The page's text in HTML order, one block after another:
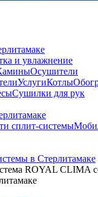
и увлажнение
Осушители
УслугиКотлы
Сушилки для рук
сплит-системы
в Стерлитамаке
ROYAL CLIMA